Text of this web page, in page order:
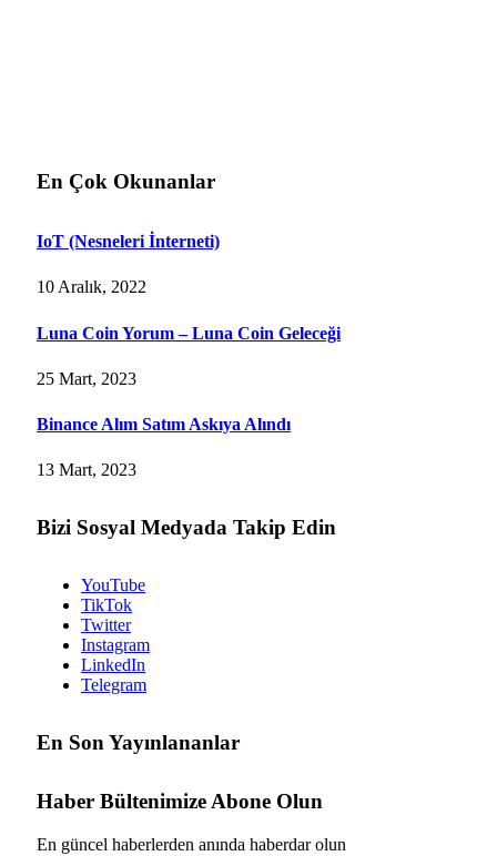
En Çok Okunanlar
IoT (Nesneleri İnterneti)
10 Aralık, 2022
Luna Coin Yorum – Luna Coin Geleceği
25 Mart, 2023
Binance Alım Satım Askıya Alındı
13 Mart, 2023
Bizi Sosyal Medyada Takip Edin
YouTube
TikTok
Twitter
Instagram
LinkedIn
Telegram
En Son Yayınlananlar
Haber Bültenimize Abone Olun
En güncel haberlerden anında haberdar olun